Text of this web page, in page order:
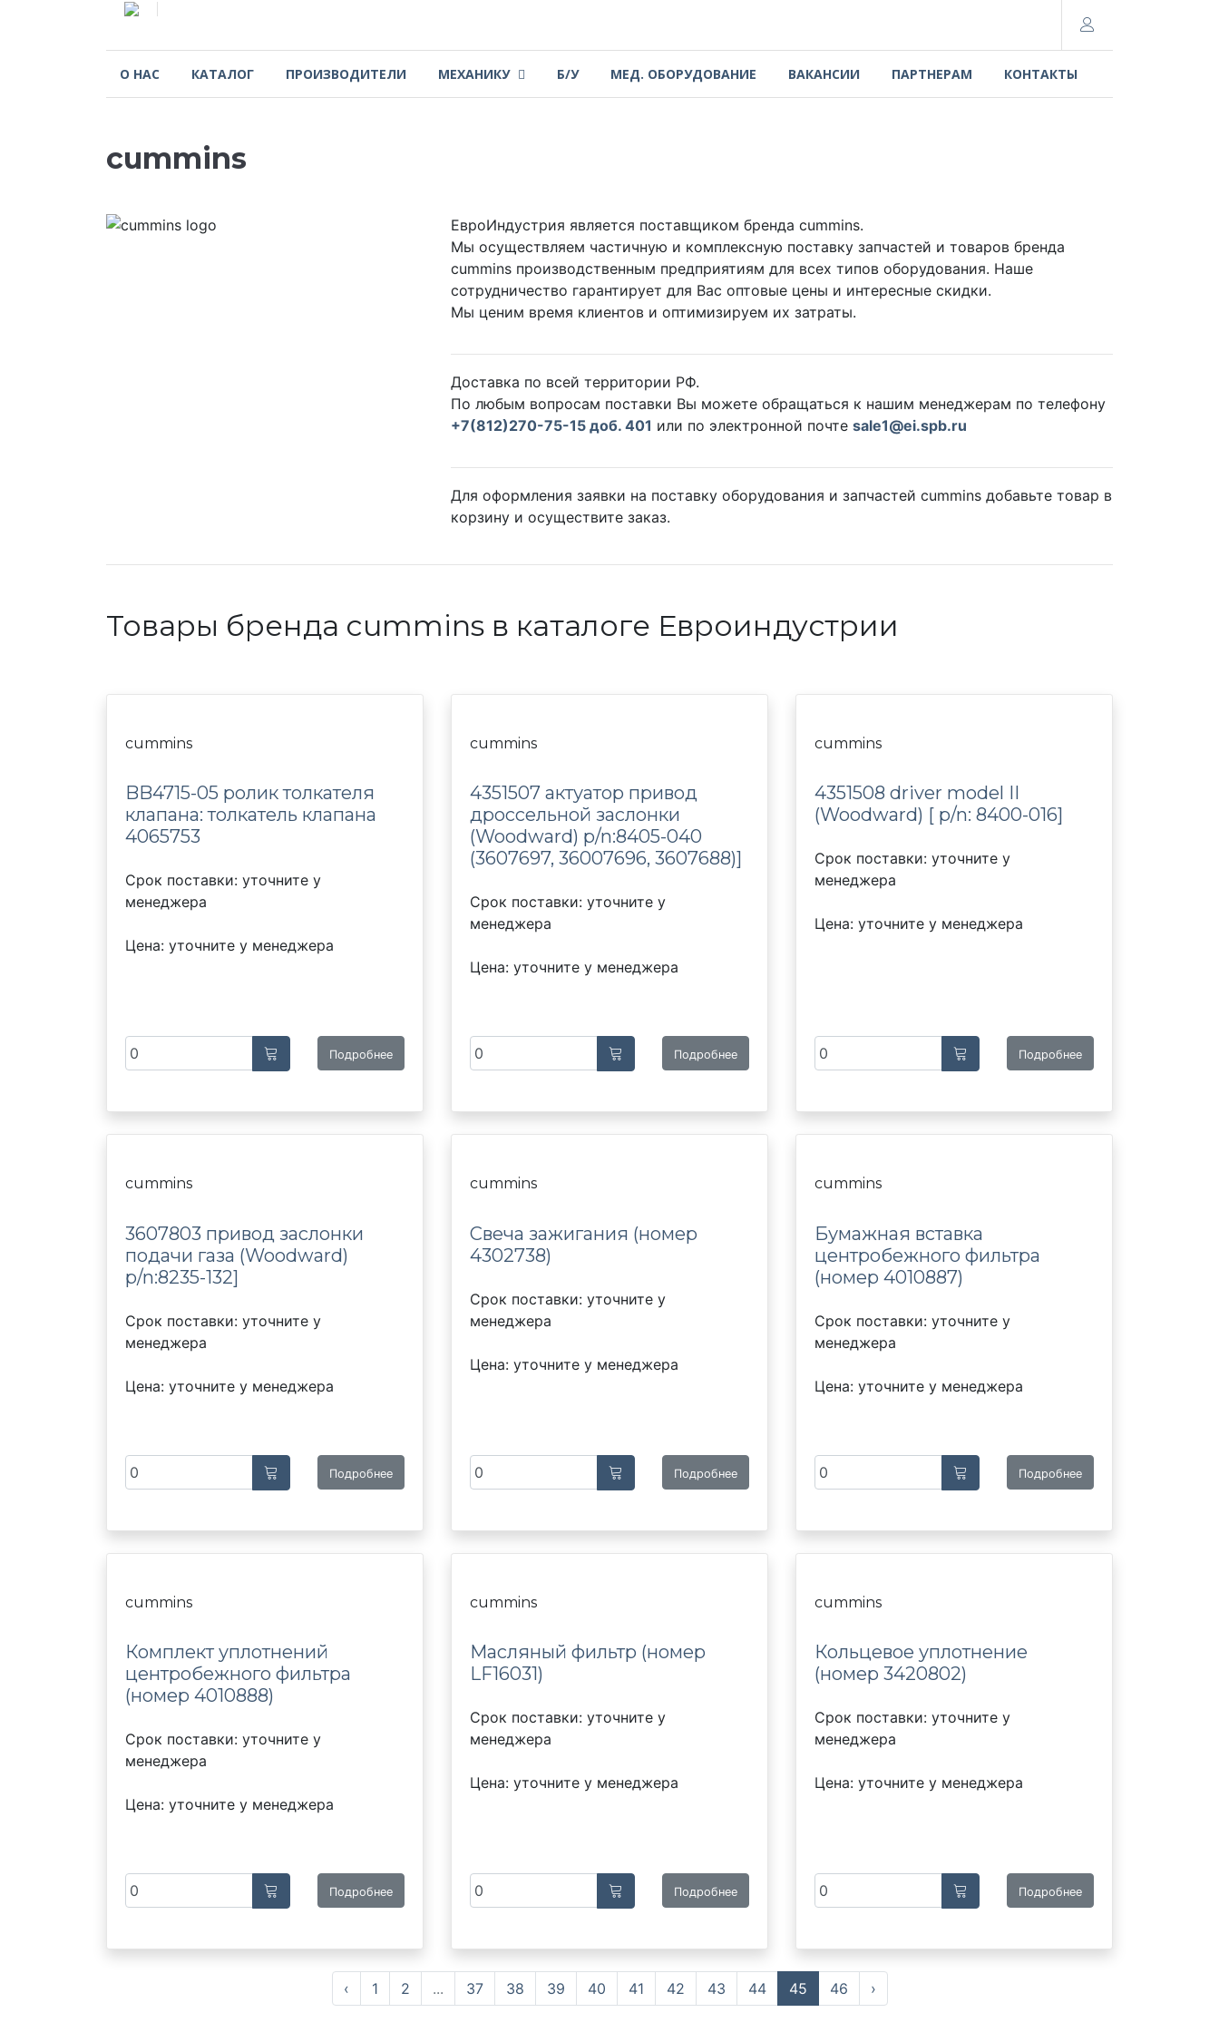
О НАС КАТАЛОГ ПРОИЗВОДИТЕЛИ МЕХАНИКУ Б/У МЕД. ОБОРУДОВАНИЕ ВАКАНСИИ ПАРТНЕРАМ КОНТАКТЫ
cummins
ЕвроИндустрия является поставщиком бренда cummins.
Мы осуществляем частичную и комплексную поставку запчастей и товаров бренда
cummins производственным предприятиям для всех типов оборудования. Наше
сотрудничество гарантирует для Вас оптовые цены и интересные скидки.
Мы ценим время клиентов и оптимизируем их затраты.
Доставка по всей территории РФ.
По любым вопросам поставки Вы можете обращаться к нашим менеджерам по телефону
+7(812)270-75-15 доб. 401 или по электронной почте sale1@ei.spb.ru
Для оформления заявки на поставку оборудования и запчастей cummins добавьте товар в
корзину и осуществите заказ.
Товары бренда cummins в каталоге Евроиндустрии
cummins
BB4715-05 ролик толкателя
клапана: толкатель клапана
4065753
Срок поставки: уточните у
менеджера
Цена: уточните у менеджера
Подробнее
cummins
4351507 актуатор привод
дроссельной заслонки
(Woodward) p/n:8405-040
(3607697, 36007696, 3607688)]
Срок поставки: уточните у
менеджера
Цена: уточните у менеджера
Подробнее
cummins
4351508 driver model II
(Woodward) [ p/n: 8400-016]
Срок поставки: уточните у
менеджера
Цена: уточните у менеджера
Подробнее
cummins
3607803 привод заслонки
подачи газа (Woodward)
p/n:8235-132]
Срок поставки: уточните у
менеджера
Цена: уточните у менеджера
Подробнее
cummins
Свеча зажигания (номер
4302738)
Срок поставки: уточните у
менеджера
Цена: уточните у менеджера
Подробнее
cummins
Бумажная вставка
центробежного фильтра
(номер 4010887)
Срок поставки: уточните у
менеджера
Цена: уточните у менеджера
Подробнее
cummins
Комплект уплотнений
центробежного фильтра
(номер 4010888)
Срок поставки: уточните у
менеджера
Цена: уточните у менеджера
Подробнее
cummins
Масляный фильтр (номер
LF16031)
Срок поставки: уточните у
менеджера
Цена: уточните у менеджера
Подробнее
cummins
Кольцевое уплотнение
(номер 3420802)
Срок поставки: уточните у
менеджера
Цена: уточните у менеджера
Подробнее
‹ 1 2 ... 37 38 39 40 41 42 43 44 45 46 ›